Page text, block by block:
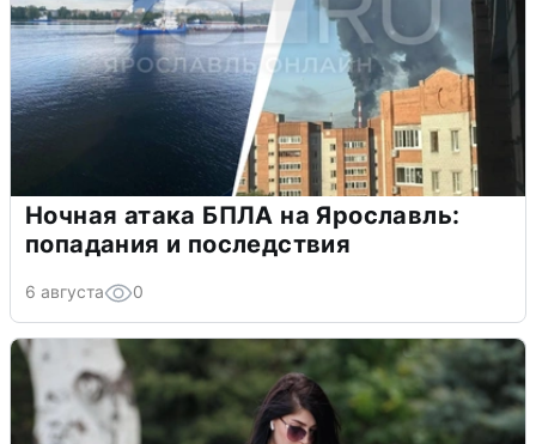
Ночная атака БПЛА на Ярославль:
попадания и последствия
6 августа 0